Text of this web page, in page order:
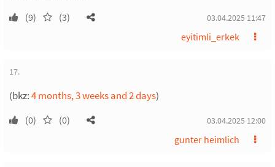
(9) (3) 03.04.2025 11:47
eyitimli_erkek
17.
(bkz:4 months, 3 weeks and 2 days)
(0) (0) 03.04.2025 12:00
gunter heimlich